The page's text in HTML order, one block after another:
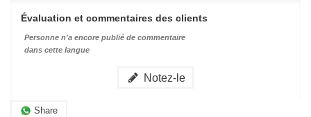
Évaluation et commentaires des clients
Personne n'a encore publié de commentaire
dans cette langue
Notez-le
Share